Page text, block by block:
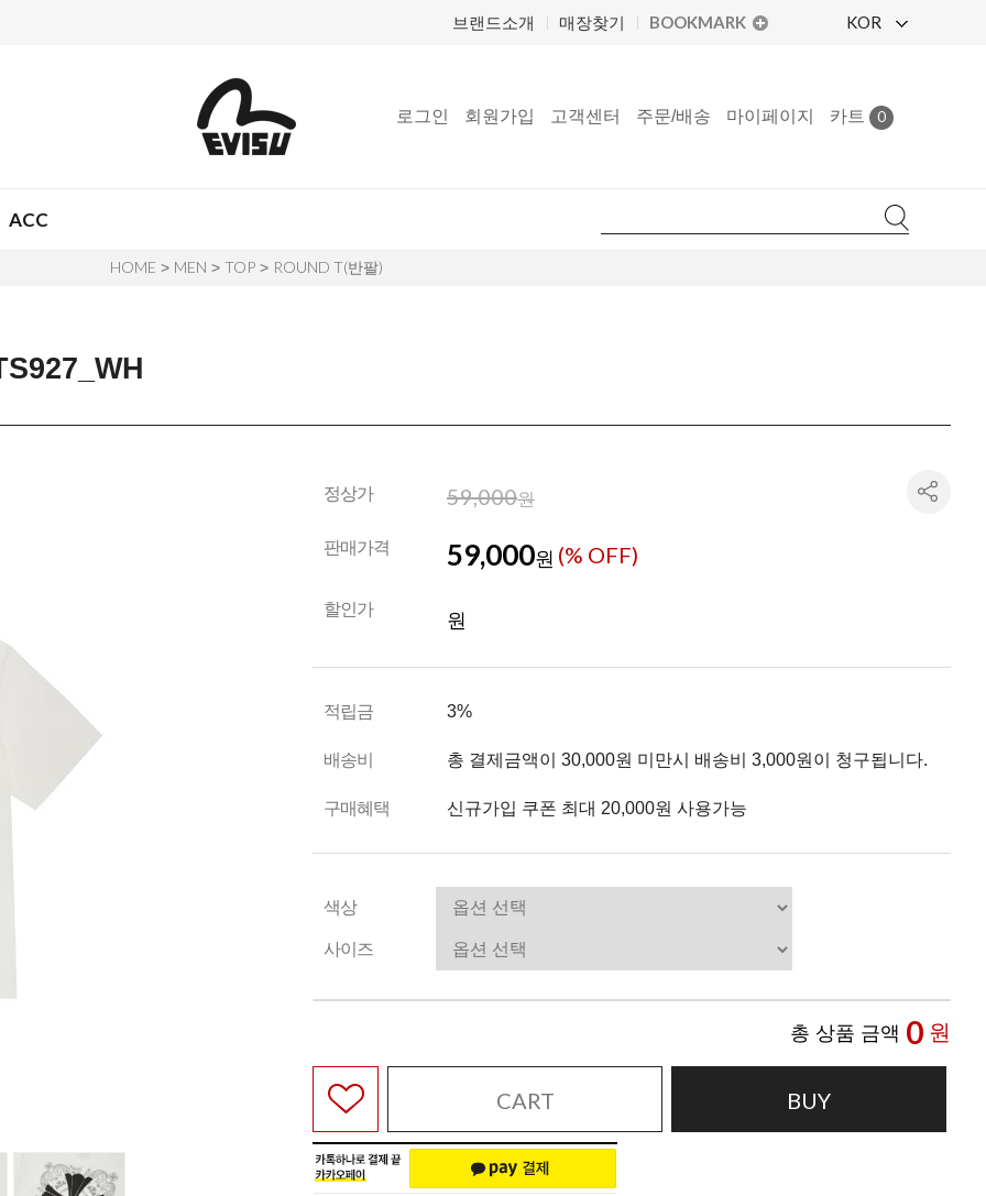
브랜드소개 매장찾기 BOOKMARK KOR
로그인 회원가입 고객센터 주문/배송 마이페이지 카트 0
ACC
HOME > MEN > TOP > ROUND T(반팔)
정상가 59,000원
판매가격 59,000원 (% OFF)
할인가 원
적립금 3%
배송비 총 결제금액이 30,000원 미만시 배송비 3,000원이 청구됩니다.
구매혜택 신규가입 쿠폰 최대 20,000원 사용가능
색상
사이즈
총 상품 금액 0 원
CART BUY